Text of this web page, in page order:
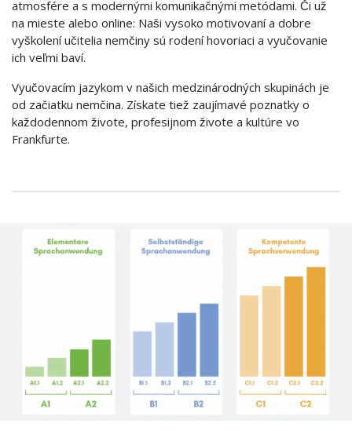
atmosfére a s modernými komunikačnými metódami. Či už
na mieste alebo online: Naši vysoko motivovaní a dobre
vyškolení učitelia nemčiny sú rodení hovoriaci a vyučovanie
ich veľmi baví.
Vyučovacím jazykom v našich medzinárodných skupinách je
od začiatku nemčina. Získate tiež zaujímavé poznatky o
každodennom živote, profesijnom živote a kultúre vo
Frankfurte.